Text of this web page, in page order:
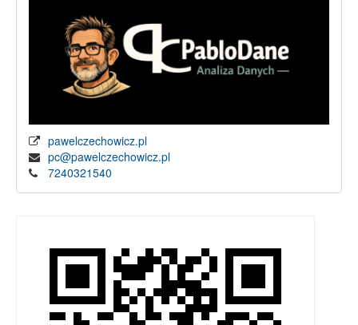
pawelczechowicz.pl
pc@pawelczechowicz.pl
7240321540